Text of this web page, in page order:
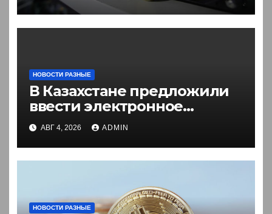
НОВОСТИ РАЗНЫЕ
В Казахстане предложили
ввести электронное
разрешение на въезд для
иностранцев
АВГ 4, 2026 ADMIN
НОВОСТИ РАЗНЫЕ